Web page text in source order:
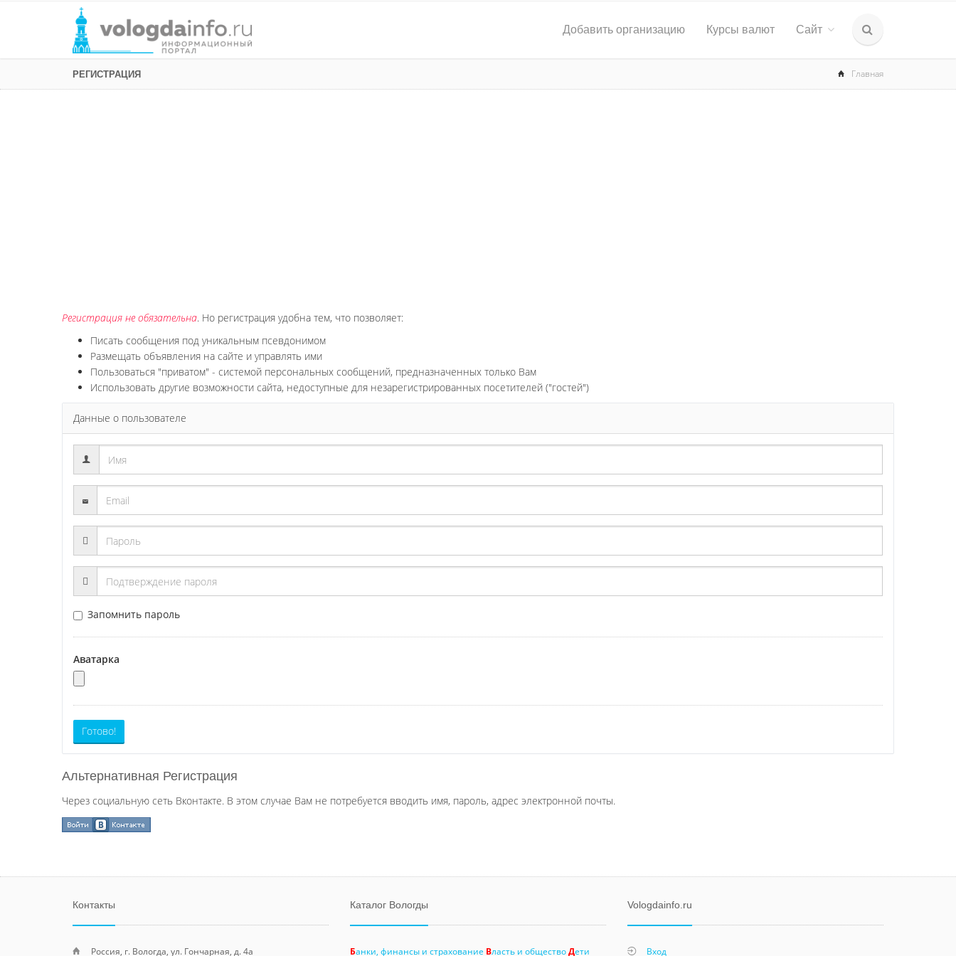
Добавить организацию Курсы валют Сайт
РЕГИСТРАЦИЯ Главная
Регистрация не обязательна. Но регистрация удобна тем, что позволяет:
Писать сообщения под уникальным псевдонимом
Размещать объявления на сайте и управлять ими
Пользоваться "приватом" - системой персональных сообщений, предназначенных только Вам
Использовать другие возможности сайта, недоступные для незарегистрированных посетителей ("гостей")
Данные о пользователе
Запомнить пароль
Аватарка
Готово!
Альтернативная Регистрация
Через социальную сеть Вконтакте. В этом случае Вам не потребуется вводить имя, пароль, адрес электронной почты.
Контакты
Россия, г. Вологда, ул. Гончарная, д. 4а
Каталог Вологды
Банки, финансы и страхование Власть и обществоДети
Vologdainfo.ru
Вход